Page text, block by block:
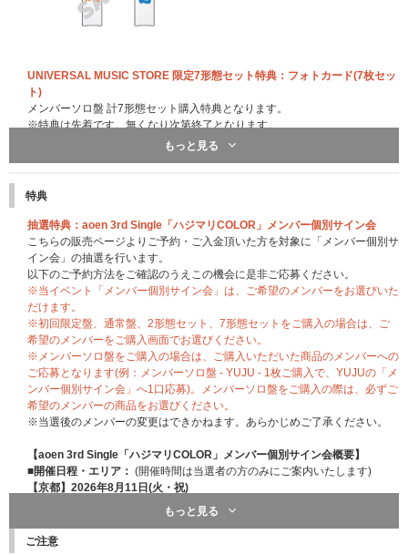
UNIVERSAL MUSIC STORE 限定7形態セット特典：フォトカード(7枚セッ
ト)
メンバーソロ盤 計7形態セット購入特典となります。
※特典は先着です。無くなり次第終了となります。
もっと見る
特典
抽選特典：aoen 3rd Single「ハジマリCOLOR」メンバー個別サイン会
こちらの販売ページよりご予約・ご入金頂いた方を対象に「メンバー個別サ
イン会」の抽選を行います。
以下のご予約方法をご確認のうえこの機会に是非ご応募ください。
※当イベント「メンバー個別サイン会」は、ご希望のメンバーをお選びいた
だけます。
※初回限定盤、通常盤、2形態セット、7形態セットをご購入の場合は、ご
希望のメンバーをご購入画面でお選びください。
※メンバーソロ盤をご購入の場合は、ご購入いただいた商品のメンバーへの
ご応募となります(例：メンバーソロ盤 - YUJU - 1枚ご購入で、YUJUの「メ
ンバー個別サイン会」へ1口応募)。メンバーソロ盤をご購入の際は、必ずご
希望のメンバーの商品をお選びください。
※当選後のメンバーの変更はできかねます。あらかじめご了承ください。
【aoen 3rd Single「ハジマリCOLOR」メンバー個別サイン会概要】
■開催日程・エリア： (開催時間は当選者の方のみにご案内いたします)
【京都】2026年8月11日(火・祝)
■会場：ご当選者の方のみに後日ご案内いたします。
■内容：メンバー個別サイン会
もっと見る
ご注意